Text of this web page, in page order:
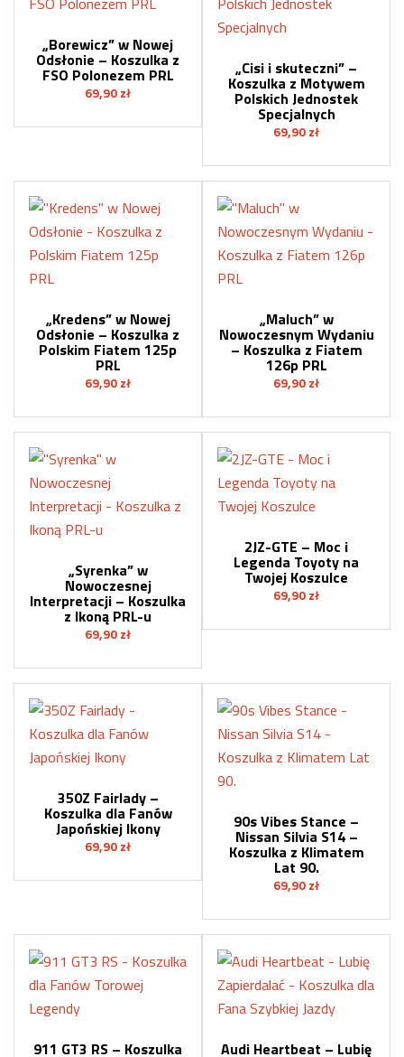
„Borewicz” w Nowej
Odsłonie – Koszulka z
FSO Polonezem PRL
69,90 zł
„Cisi i skuteczni” –
Koszulka z Motywem
Polskich Jednostek
Specjalnych
69,90 zł
„Kredens” w Nowej
Odsłonie – Koszulka z
Polskim Fiatem 125p
PRL
69,90 zł
„Maluch” w
Nowoczesnym Wydaniu
– Koszulka z Fiatem
126p PRL
69,90 zł
„Syrenka” w
Nowoczesnej
Interpretacji – Koszulka
z Ikoną PRL-u
69,90 zł
2JZ-GTE – Moc i
Legenda Toyoty na
Twojej Koszulce
69,90 zł
350Z Fairlady –
Koszulka dla Fanów
Japońskiej Ikony
69,90 zł
90s Vibes Stance –
Nissan Silvia S14 –
Koszulka z Klimatem
Lat 90.
69,90 zł
911 GT3 RS – Koszulka Audi Heartbeat – Lubię